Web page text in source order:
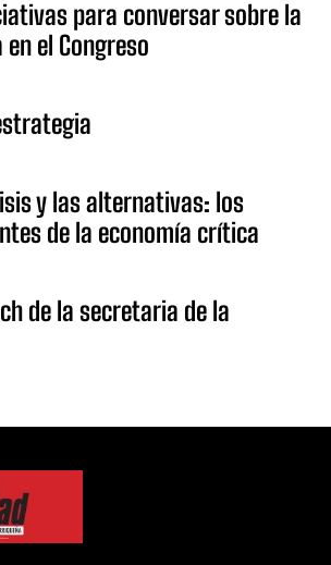
para conversar sobre la
el Congreso
y las alternativas: los
de la economía crítica
de la secretaria de la